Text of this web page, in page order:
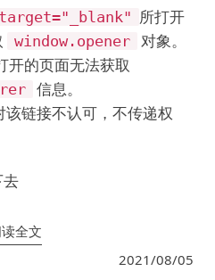
target="_blank" 所打开
window.opener 对象。
开的页面无法获取
信息。
该链接不认可，不传递权
全文
2021/08/05